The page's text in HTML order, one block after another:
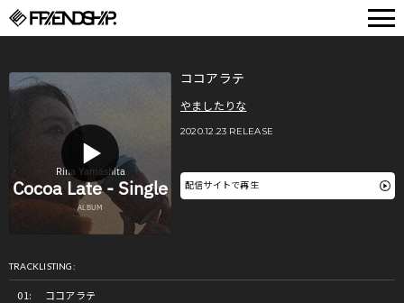
ココアラテ
やましたりな
2020.12.23 RELEASE
配信サイトで再生
TRACKLISTING:
ココアラテ